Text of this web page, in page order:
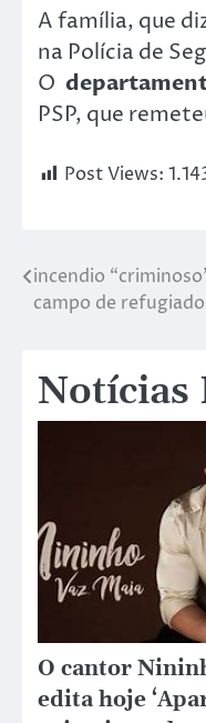
A família, que
na Polícia de
O
PSP, que
Post Views:
incendio
campo de
Notícias
O cantor
edita hoje